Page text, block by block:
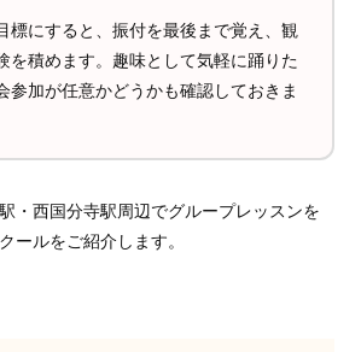
標にすると、振付を最後まで覚え、観
を積めます。趣味として気軽に踊りた
参加が任意かどうかも確認しておきま
・西国分寺駅周辺でグループレッスンを
ールをご紹介します。